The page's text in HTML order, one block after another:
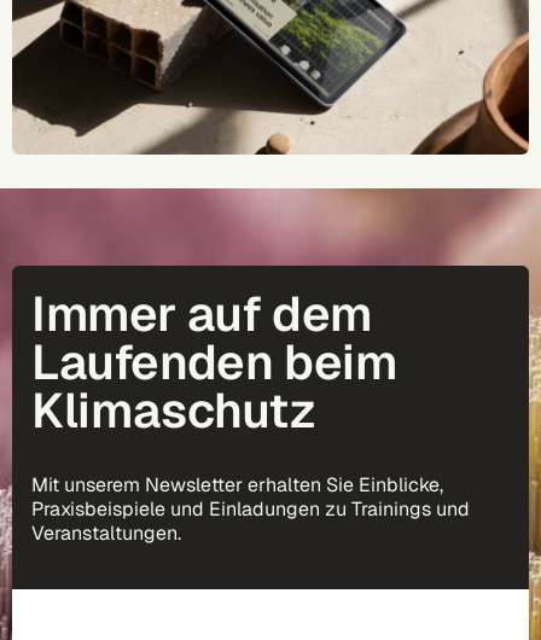
Immer auf dem
Laufenden beim
Klimaschutz
Mit unserem Newsletter erhalten Sie Einblicke,
Praxisbeispiele und Einladungen zu Trainings und
Veranstaltungen.